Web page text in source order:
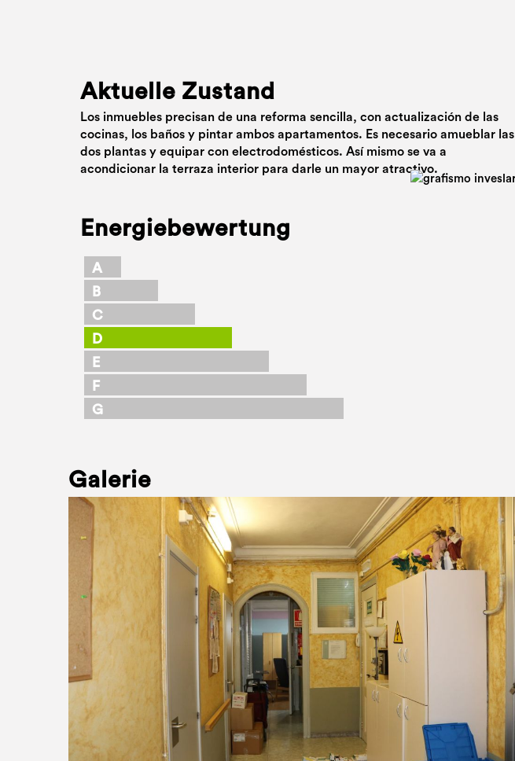
Aktuelle Zustand
Los inmuebles precisan de una reforma sencilla, con actualización de las
cocinas, los baños y pintar ambos apartamentos. Es necesario amueblar las
dos plantas y equipar con electrodomésticos. Así mismo se va a
acondicionar la terraza interior para darle un mayor atractivo.
Energiebewertung
A
B
C
D
E
F
G
Galerie